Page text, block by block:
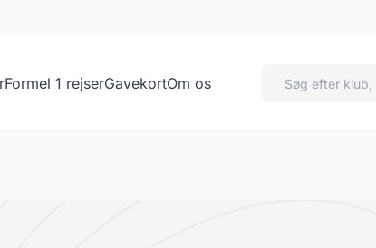
Formel 1 rejserGavekortOm os